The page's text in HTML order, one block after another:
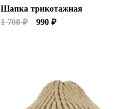
Шапка трикотажная
1 700 ₽
990 ₽